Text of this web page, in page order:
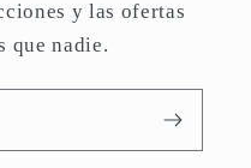
y las ofertas
que nadie.